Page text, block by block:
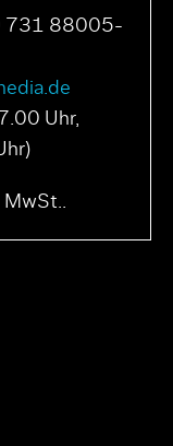
731 88005-
Uhr,
MwSt..